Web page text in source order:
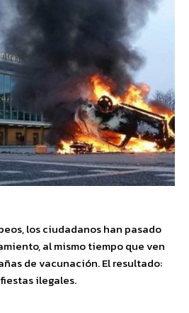
los ciudadanos han pasado
al mismo tiempo que ven
de vacunación. El resultado:
ilegales.